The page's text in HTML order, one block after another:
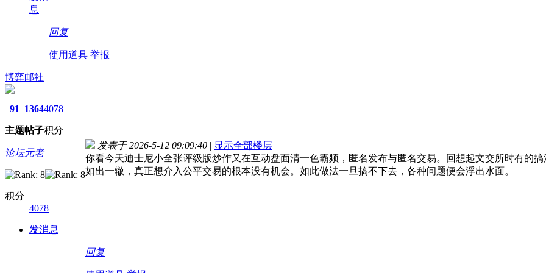
息
回复
使用道具 举报
博弈邮社
91
主题
1364
帖子
4078
积分
论坛元老
积分
4078
发消息
发表于 2026-5-12 09:09:40 | 显示全部楼层
你看今天迪士尼小全张评级版炒作又在互动盘面清一色霸频，匿名发布与匿名交易。回想起文交所时有的搞
如出一辙，真正想介入公平交易的根本没有机会。如此做法一旦搞不下去，各种问题便会浮出水面。
回复